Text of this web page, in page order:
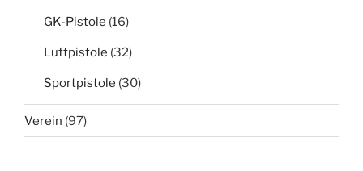
GK-Pistole (16)
Luftpistole (32)
Sportpistole (30)
Verein (97)